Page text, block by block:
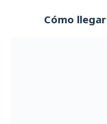
Cómo llegar